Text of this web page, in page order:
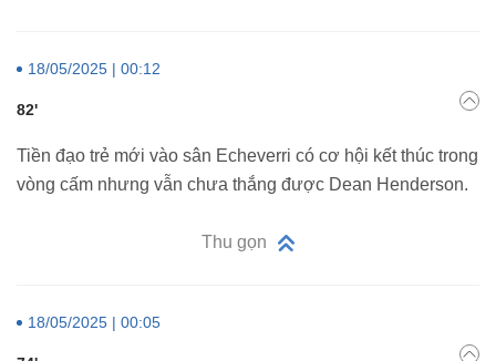
18/05/2025 | 00:12
82'
Tiền đạo trẻ mới vào sân Echeverri có cơ hội kết thúc trong
vòng cấm nhưng vẫn chưa thắng được Dean Henderson.
Thu gọn
18/05/2025 | 00:05